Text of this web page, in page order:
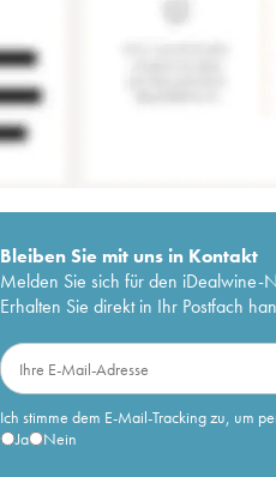
Bleiben Sie mit uns in Kontakt
Melden Sie sich für den iDealwine-
Erhalten Sie direkt in Ihr Postfach
Ich stimme dem E-Mail-Tracking zu, um
Ja
Nein